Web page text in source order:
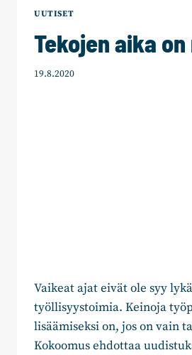
UUTISET
Tekojen aika
19.8.2020
Vaikeat ajat eivät ole syy
työllisyystoimia. Keinoja
lisäämiseksi on, jos on vain
Kokoomus ehdottaa